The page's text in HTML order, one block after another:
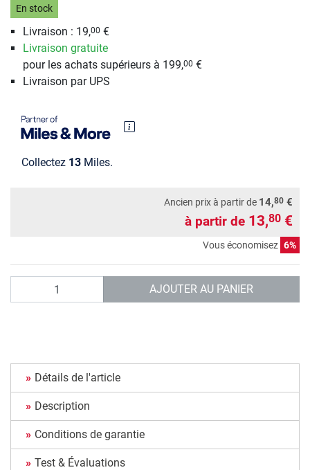
En stock
Livraison : 19,00 €
Livraison gratuite
pour les achats supérieurs à 199,00 €
Livraison par UPS
Collectez 13 Miles.
Ancien prix à partir de 14,80 €
à partir de 13,80 €
Vous économisez 6%
AJOUTER AU PANIER
Détails de l'article
Description
Conditions de garantie
Test & Évaluations